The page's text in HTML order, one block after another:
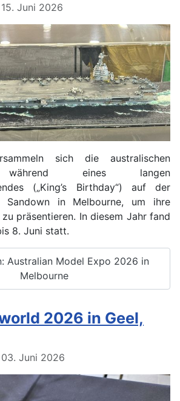
Juni 2026
sich die australischen
während eines langen
(„King’s Birthday“) auf der
Sandown in Melbourne, um ihre
präsentieren. In diesem Jahr fand
8. Juni statt.
Australian Model Expo 2026 in
Melbourne
2026 in Geel,
Juni 2026